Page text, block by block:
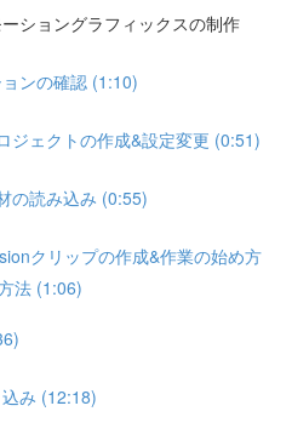
ショングラフィックスの制作
ンの確認 (1:10)
ジェクトの作成&設定変更 (0:51)
の読み込み (0:55)
クリップの作成&作業の始め方
法 (1:06)
み (12:18)